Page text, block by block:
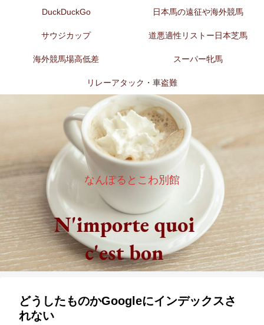
なんぽるとこわ別館
DuckDuckGo 日本馬の遠征や海外競馬
サウジカップ 道悪適性リストー日本芝馬
海外競馬場高低差 スーパー牝馬
リレーアタック・車盗難
どうしたものかGoogleにインデックスさ
れない